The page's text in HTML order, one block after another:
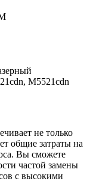
M5521cdn
не только
общие затраты на
Вы сможете
частой замены
с высокими